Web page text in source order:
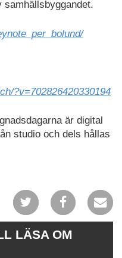
samhällsbyggandet.
?v=702826420330194
är digital
studio och dels hållas
LÄSA OM